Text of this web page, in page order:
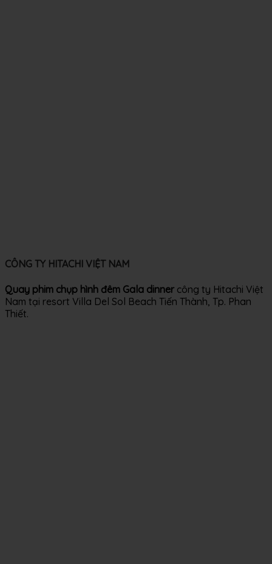
CÔNG TY HITACHI VIỆT NAM
Quay phim chụp hình đêm Gala dinner công ty Hitachi Việt
Nam tại resort Villa Del Sol Beach Tiến Thành, Tp. Phan
Thiết.